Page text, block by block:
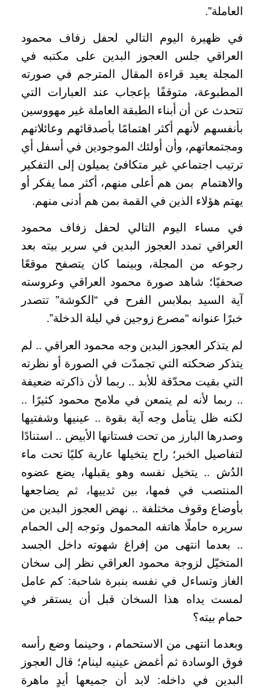
العاملة”.
في ظهيرة اليوم التالي لحفل زفاف محمود
العراقي جلس العجوز البدين على مكتبه في
المجلة يعيد قراءة المقال المترجم في صورته
المطبوعة، متوقفًا بإعجاب عند العبارات التي
تتحدث عن أن أبناء الطبقة العاملة غير مهووسين
بأنفسهم لأنهم أكثر اهتمامًا بأصدقائهم وعائلاتهم
ومجتمعاتهم، وأن أولئك الموجودين في أسفل أي
ترتيب اجتماعي غير متكافئ يميلون إلى التفكير
والاهتمام بمن هم أعلى منهم، أكثر مما يفكر أو
يهتم هؤلاء الذين في القمة بمن هم أدنى منهم.
في مساء اليوم التالي لحفل زفاف محمود
العراقي تمدد العجوز البدين في سرير بيته بعد
رجوعه من المجلة، وبينما كان يتصفح موقعًا
صحفيًا؛ شاهد صورة محمود العراقي وعروسته
آية السيد بملابس الفرح في “الكوشة” تتصدر
خبرًا عنوانه “مصرع زوجين في ليلة الدخلة”.
لم يتذكر العجوز البدين وجه محمود العراقي .. لم
يتذكر ضحكته التي تجمدّت في الصورة أو نظرته
التي بقيت محدّقة للأبد .. ربما لأن ذاكرته ضعيفة
.. ربما لأنه لم يتمعن في ملامح محمود كثيرًا ..
لكنه ظل يتأمل وجه آية بقوة .. عينيها وشفتيها
وصدرها البارز من تحت فستانها الأبيض .. استنادًا
لتفاصيل الخبر؛ راح يتخيلها عارية كليًا تحت ماء
الدُش .. يتخيل نفسه وهو يقبلها، يضع عضوه
المنتصب في فمها، بين ثدييها، ثم يضاجعها
بأوضاع وقوف مختلفة .. نهض العجوز البدين من
سريره حاملًا هاتفه المحمول وتوجه إلى الحمام
.. بعدما انتهى من إفراغ شهوته داخل الجسد
المتخيّل لزوجة محمود العراقي نظر إلى سخان
الغاز وتساءل في نفسه بنبرة شاحبة: كم عامل
لمست يداه هذا السخان قبل أن يستقر في
حمام بيته؟
وبعدما انتهى من الاستحمام ، وحينما وضع رأسه
فوق الوسادة ثم أغمض عينيه لينام؛ قال العجوز
البدين في داخله: لابد أن جميعها أيدٍ ماهرة